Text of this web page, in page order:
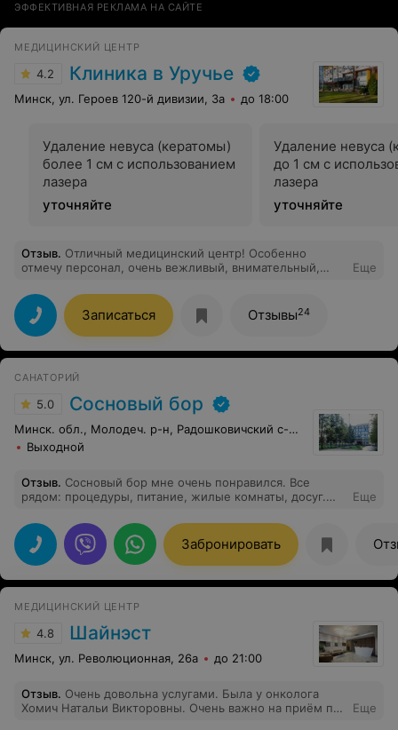
ЭФФЕКТИВНАЯ РЕКЛАМА НА САЙТЕ
МЕДИЦИНСКИЙ ЦЕНТР
4.2 Клиника в Уручье
Минск, ул. Героев 120-й дивизии, 3а до 18:00
Удаление невуса (кератомы)
более 1 см с использованием
лазера
уточняйте
Удаление невуса
до 1 см с
лазера
уточняйте
Отзыв. Отличный медицинский центр! Особенно
отмечу персонал, очень вежливый, внимательный,
вопросы получила. Рекомендую!
Еще
Записаться Отзывы24
САНАТОРИЙ
5.0 Сосновый бор
Минск. обл., Молодеч. р-н, Радошковичский c-с, 1
Выходной
Отзыв. Сосновый бор мне очень понравился. Все
рядом: процедуры, питание, жилые комнаты, досуг.
респект. Весь обслуживающий персонал учтив и
вежлив начиная с ресепшена. Особую благодарность
хочу выразить Кондратович Ирине Аркадьевне.
Замечательный врач и человек. Чурноская Регина
Имполитовна- санитар грязелечебницы в своей работе
Спасибо Вам. Я сама вернусь в этот санаторий и
друзьям посоветую.
Еще
Забронировать
МЕДИЦИНСКИЙ ЦЕНТР
4.8 Шайнэст
Минск, ул. Революционная, 26а до 21:00
Отзыв. Очень довольна услугами. Была у онколога
Хомич Натальи Викторовны. Очень важно на приём по
Еще